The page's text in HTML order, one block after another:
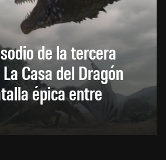
de la tercera
Casa del Dragón
épica entre